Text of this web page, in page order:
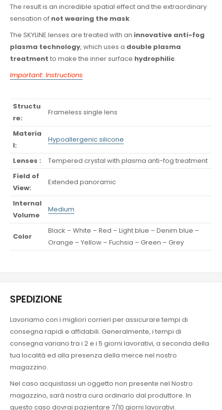
The result is an incredible spatial effect and the extraordinary
sensation of not wearing the mask.
The SKYLINE lenses are treated with an innovative anti-fog
plasma technology, which uses a double plasma
treatment to make the inner surface hydrophilic.
Important: Instructions
Structu
re:
Frameless single lens
Materia
l:
Hypoallergenic silicone
Lenses :
Tempered crystal with plasma anti-fog treatment
Field of
View:
Extended panoramic
Internal
Volume
Medium
Color
Black – White – Red – Light blue – Denim blue –
Orange – Yellow – Fuchsia – Green – Grey
SPEDIZIONE
Lavoriamo con i migliori corrieri per assicurare tempi di
consegna rapidi e affidabili. Generalmente, i tempi di
consegna variano tra i 2 e i 5 giorni lavorativi, a seconda della
tua località ed alla presenza della merce nel nostro
magazzino.
Nel caso acquistassi un oggetto non presente nel Nostro
magazzino, sarà nostra cura ordinarlo dal produttore. In
questo caso dovrai pazientare 7/10 giorni lavorativi.